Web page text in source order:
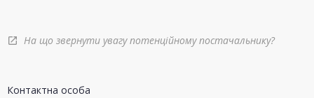
open_in_new На що звернути увагу потенційному постачальнику?
Контактна особа